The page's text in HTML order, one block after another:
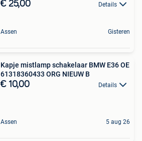
€ 25,00 Details
Assen Gisteren
Kapje mistlamp schakelaar BMW E36 OE
61318360433 ORG NIEUW B
€ 10,00 Details
Assen 5 aug 26